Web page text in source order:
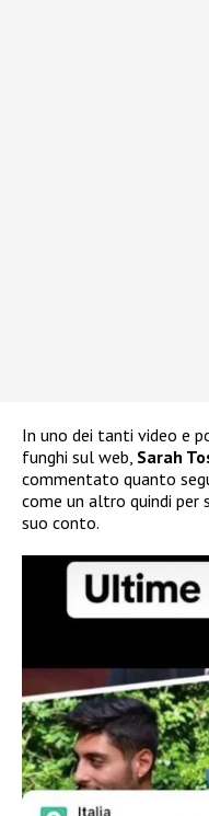
In uno dei tanti video e
funghi sul web, Sarah
commentato quanto
come un altro quindi per
suo conto.